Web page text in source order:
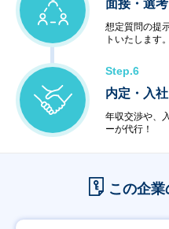
面接・選考
想定質問の提
トいたします。
Step.6
内定・入社
年収交渉や、
ーが代行！
この企